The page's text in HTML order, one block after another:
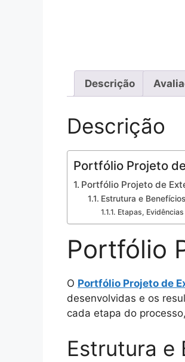
Descrição
Descrição
Portfólio Projeto
Portfólio Projeto de
Estrutura e Benefícios
Etapas,
Portfólio
O Portfólio Projeto de
desenvolvidas e os
cada etapa do
Estrutura e